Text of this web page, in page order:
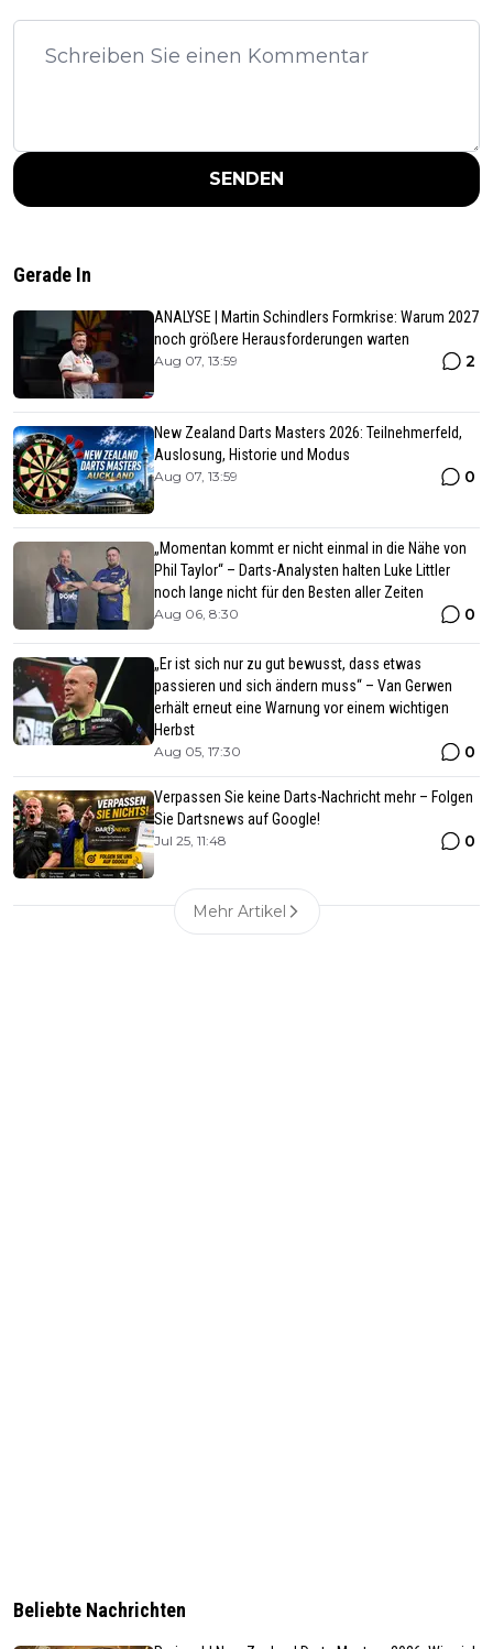
SENDEN
Gerade In
ANALYSE | Martin Schindlers Formkrise: Warum 2027
noch größere Herausforderungen warten
Aug 07, 13:59 2
New Zealand Darts Masters 2026: Teilnehmerfeld,
Auslosung, Historie und Modus
Aug 07, 13:59 0
„Momentan kommt er nicht einmal in die Nähe von
Phil Taylor“ – Darts-Analysten halten Luke Littler
noch lange nicht für den Besten aller Zeiten
Aug 06, 8:30 0
„Er ist sich nur zu gut bewusst, dass etwas
passieren und sich ändern muss“ – Van Gerwen
erhält erneut eine Warnung vor einem wichtigen
Herbst
Aug 05, 17:30 0
Verpassen Sie keine Darts-Nachricht mehr – Folgen
Sie Dartsnews auf Google!
Jul 25, 11:48 0
Mehr Artikel
Beliebte Nachrichten